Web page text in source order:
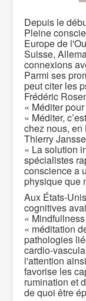
Depuis le
Pleine
Europe de
Suisse,
connexions
Parmi ses
peut citer les
Frédéric
« Méditer
« Méditer,
chez nous,
Thierry
« La solution
spécialistes
conscience a
physique que
Aux États-
cognitives
«
« méditation
pathologies
cardio-
l'attention
favorise les
rumination et
de quoi être